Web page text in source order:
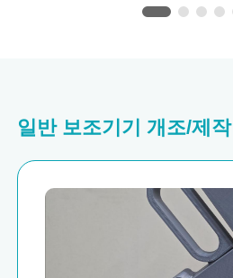
일반 보조기기 개조/제작